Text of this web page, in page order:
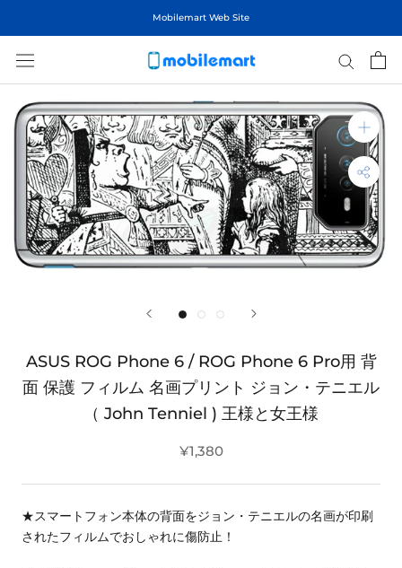
Mobilemart Web Site
ASUS ROG Phone 6 / ROG Phone 6 Pro用 背
面 保護 フィルム 名画プリント ジョン・テニエル
（ John Tenniel ) 王様と女王様
¥1,380
★スマートフォン本体の背面をジョン・テニエルの名画が印刷
されたフィルムでおしゃれに傷防止！